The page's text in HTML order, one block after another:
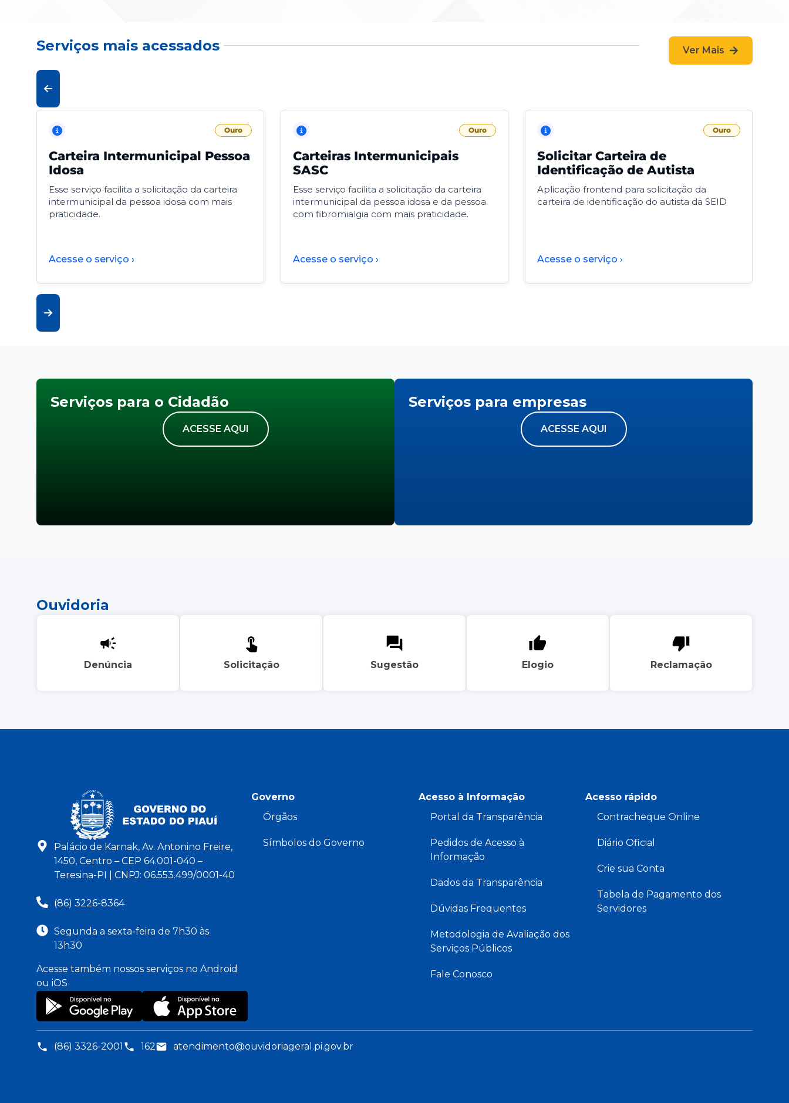
Serviços mais acessados Ver Mais
Ouro
Carteira Intermunicipal Pessoa
Idosa
Esse serviço facilita a solicitação da carteira
intermunicipal da pessoa idosa com mais
praticidade.
Acesse o serviço ›
Ouro
Carteiras Intermunicipais
SASC
Esse serviço facilita a solicitação da carteira
intermunicipal da pessoa idosa e da pessoa
com fibromialgia com mais praticidade.
Acesse o serviço ›
Ouro
Solicitar Carteira de
Identificação de Autista
Aplicação frontend para solicitação da
carteira de identificação do autista da SEID
Acesse o serviço ›
Serviços para o Cidadão
ACESSE AQUI
Serviços para empresas
ACESSE AQUI
Ouvidoria
Denúncia Solicitação Sugestão Elogio Reclamação
Palácio de Karnak, Av. Antonino Freire,
1450, Centro – CEP 64.001-040 –
Teresina-PI | CNPJ: 06.553.499/0001-40
(86) 3226-8364
Segunda a sexta-feira de 7h30 às
13h30
Acesse também nossos serviços no Android
ou iOS
Governo
Órgãos
Símbolos do Governo
Acesso à Informação
Portal da Transparência
Pedidos de Acesso à
Informação
Dados da Transparência
Dúvidas Frequentes
Metodologia de Avaliação dos
Serviços Públicos
Fale Conosco
Acesso rápido
Contracheque Online
Diário Oficial
Crie sua Conta
Tabela de Pagamento dos
Servidores
(86) 3326-2001 162 atendimento@ouvidoriageral.pi.gov.br